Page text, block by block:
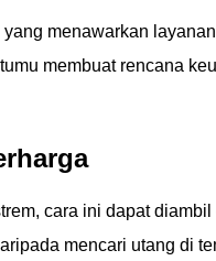
menawarkan
membuat rencana
cara ini dapat
mencari utang di